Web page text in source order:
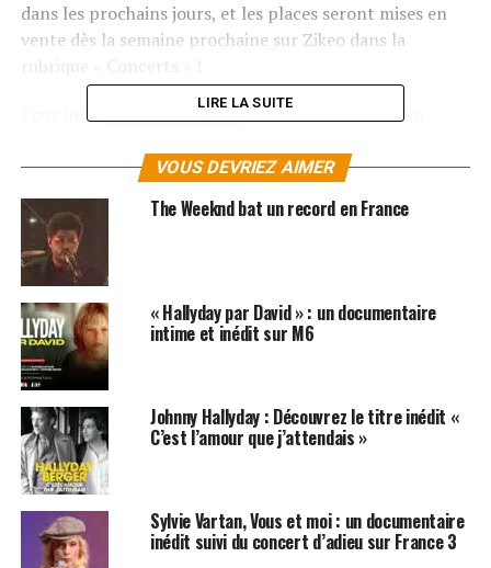
dans les prochains jours, et les places seront mises en
vente dès la semaine prochaine sur Zikeo dans la
Pour info,
Johnny Hallydaysera présent au Virgin
23h30, à l’occasion de la sortie de «Jamais seul« . Pour
ceux qui n’auront pas la chance de voir l’idole des jeunes
sur les Champs, TF1 leur donne rendez-vous ce samedi
pour la diffusion d’un concert enregistré, dans lequel le
taulier dévoilera certains des titres inédits de son nouvel
album. (Pour télécharger le nouvel album de Johnny
Hallyday,cliquez ici!)
LIRE LA SUITE
VOUS DEVRIEZ AIMER
The Weeknd bat un record en France
« Hallyday par David » : un documentaire
intime et inédit sur M6
Johnny Hallyday : Découvrez le titre inédit «
C’est l’amour que j’attendais »
Sylvie Vartan, Vous et moi : un documentaire
inédit suivi du concert d’adieu sur France 3